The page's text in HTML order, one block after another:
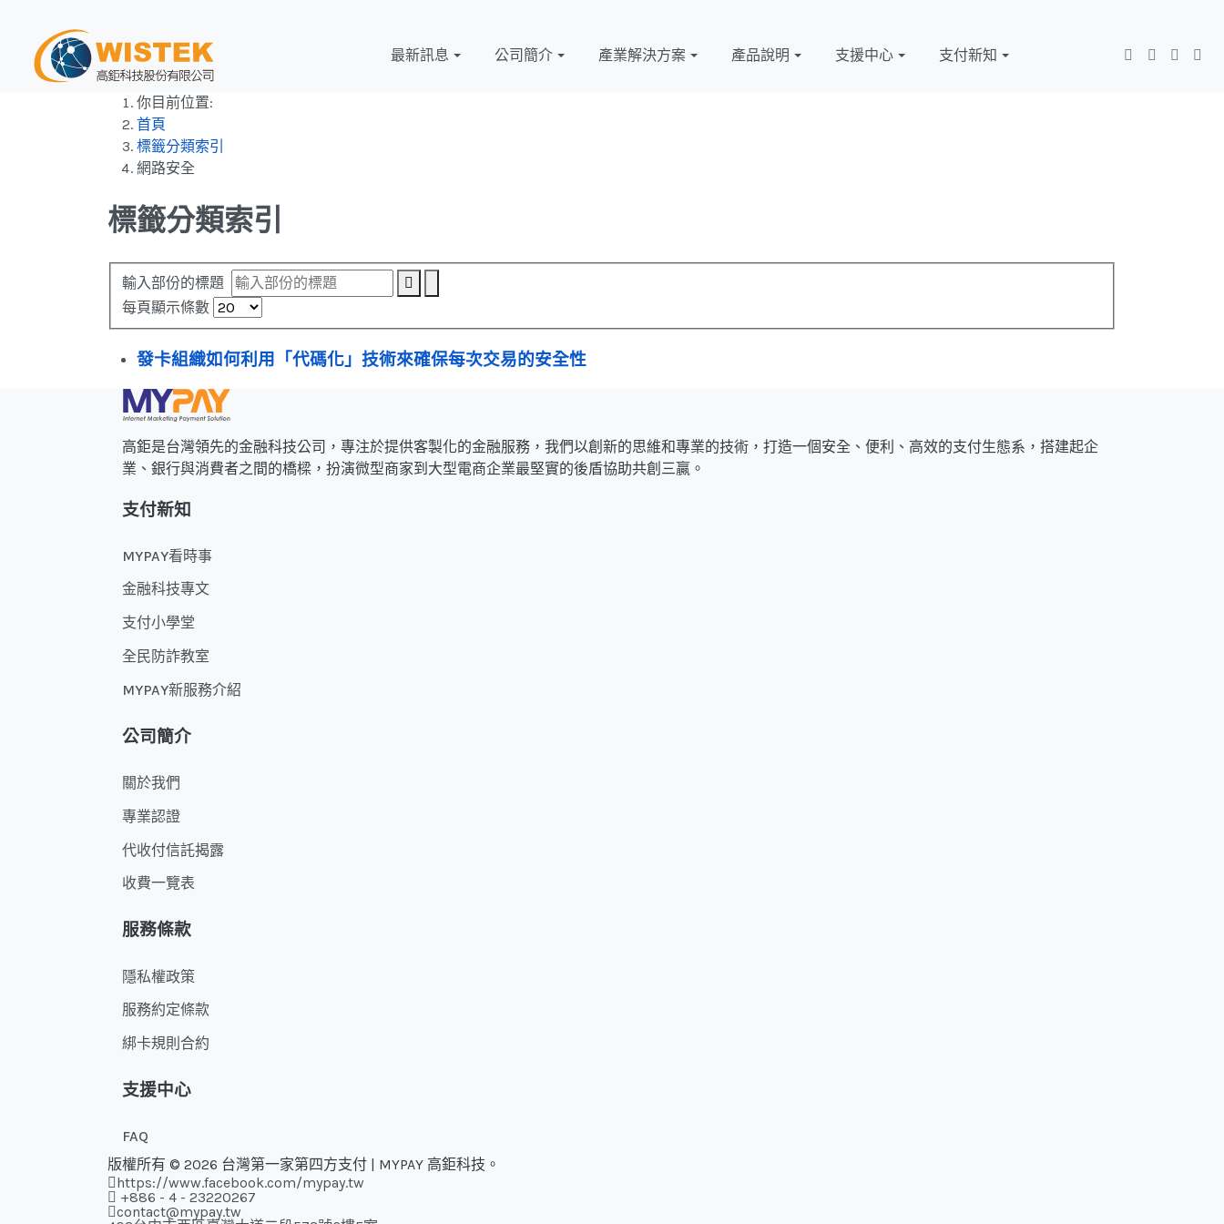
最新訊息 公司簡介 產業解決方案 產品說明 支援中心 支付新知
你目前位置:
首頁
標籤分類索引
網路安全
標籤分類索引
輸入部份的標題
每頁顯示條數
發卡組織如何利用「代碼化」技術來確保每次交易的安全性
高鉅是台灣領先的金融科技公司，專注於提供客製化的金融服務，我們以創新的思維和專業的技術，打造一個安全、便利、高效的支付生態系，搭建起企
業、銀行與消費者之間的橋樑，扮演微型商家到大型電商企業最堅實的後盾協助共創三贏。
支付新知
MYPAY看時事
金融科技專文
支付小學堂
全民防詐教室
MYPAY新服務介紹
公司簡介
關於我們
專業認證
代收付信託揭露
收費一覽表
服務條款
隱私權政策
服務約定條款
綁卡規則合約
支援中心
FAQ
版權所有 © 2026 台灣第一家第四方支付 | MYPAY 高鉅科技。
https://www.facebook.com/mypay.tw
+886 - 4 - 23220267
contact@mypay.tw